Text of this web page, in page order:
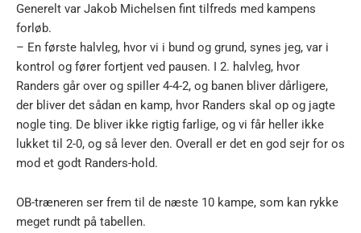
Generelt var Jakob Michelsen fint tilfreds med kampens
forløb.
– En første halvleg, hvor vi i bund og grund, synes jeg, var i
kontrol og fører fortjent ved pausen. I 2. halvleg, hvor
Randers går over og spiller 4-4-2, og banen bliver dårligere,
der bliver det sådan en kamp, hvor Randers skal op og jagte
nogle ting. De bliver ikke rigtig farlige, og vi får heller ikke
lukket til 2-0, og så lever den. Overall er det en god sejr for os
mod et godt Randers-hold.
OB-træneren ser frem til de næste 10 kampe, som kan rykke
meget rundt på tabellen.